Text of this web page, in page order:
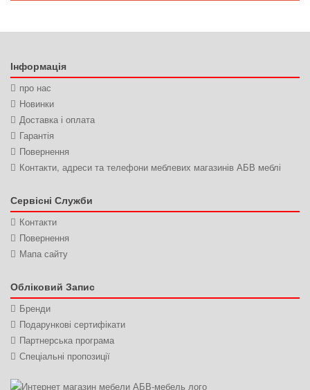
Інформація
про нас
Новинки
Доставка і оплата
Гарантія
Повернення
Контакти, адреси та телефони меблевих магазинів АБВ меблі
Сервісні Служби
Контакти
Повернення
Мапа сайту
Обліковий Запис
Бренди
Подарункові сертифікати
Партнерська програма
Спеціальні пропозиції